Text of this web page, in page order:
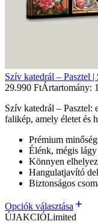
Szív katedrál – Pasztel
29.990 FtÁrtartomány:
Szív katedrál – Pasztel:
falikép, amely életet és
Prémium
Élénk, mégis
Könnyen
Hangulatjavító
Biztonságos
Opciók választása
ÚJAKCIÓLimited